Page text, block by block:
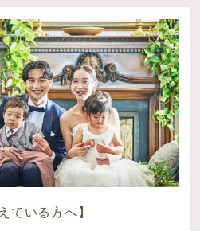
ている方へ】